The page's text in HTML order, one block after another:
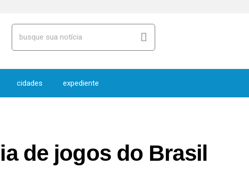
cidades expediente
de jogos do Brasil